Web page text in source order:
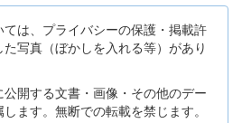
は、プライバシーの保護・掲載許
写真（ぼかしを入れる等）があり
開する文書・画像・その他のデー
ます。無断での転載を禁じます。